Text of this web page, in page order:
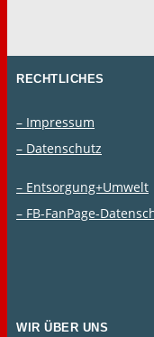
RECHTLICHES
– Impressum
– Datenschutz
– Entsorgung+Umwelt
– FB-FanPage-
WIR ÜBER UNS